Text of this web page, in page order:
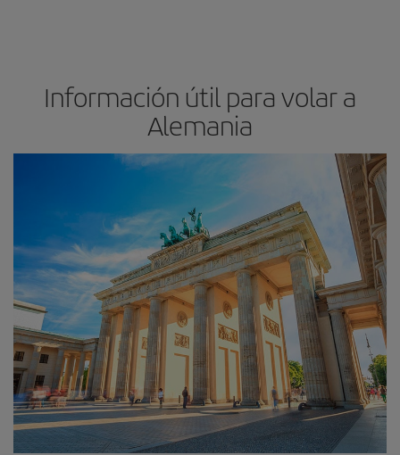
Información útil para volar a
Alemania